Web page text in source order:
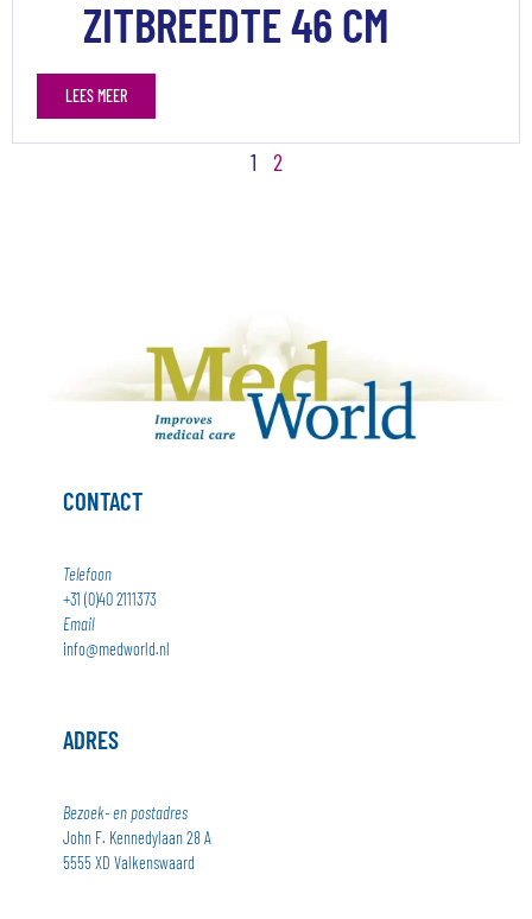
ZITBREEDTE 46 CM
LEES MEER
1 2
CONTACT
Telefoon
+31 (0)40 2111373
Email
info@medworld.nl
ADRES
Bezoek- en postadres
John F. Kennedylaan 28 A
5555 XD Valkenswaard